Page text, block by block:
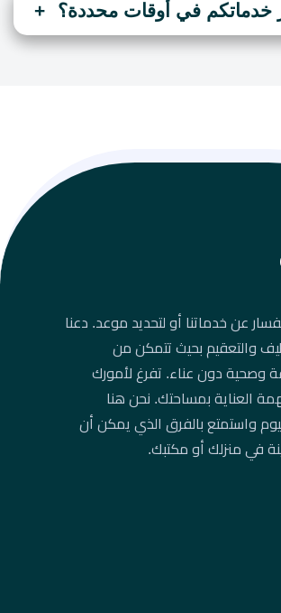
خدماتكم في أوقات محددة؟
عن خدماتنا أو لتحديد موعد. دعنا
والتعقيم بحيث تتمكن من
وصحية دون عناء. تفرغ لأمورك
العناية بمساحتك. نحن هنا
واستمتع بالفرق الذي يمكن أن
في منزلك أو مكتبك.